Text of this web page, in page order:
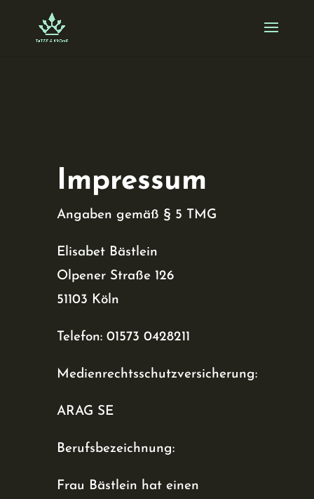
content
Impressum
Angaben gemäß § 5 TMG
Elisabet Bästlein
Olpener Straße 126
51103 Köln
Telefon: 01573 0428211
Medienrechtsschutzversicherung:
ARAG SE
Berufsbezeichnung:
Frau Bästlein hat einen